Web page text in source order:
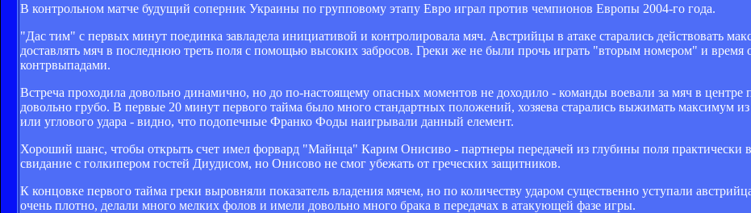
В контрольном матче будущий соперник Украины по групповому этапу Евро играл против чемпионов Европы 2004-го года.
"Дас тим" с первых минут поединка завладела инициативой и контролировала мяч. Австрийцы в атаке старались действовать
доставлять мяч в последнюю треть поля с помощью высоких забросов. Греки же не были прочь играть "вторым номером" и время
контрвыпадами.
Встреча проходила довольно динамично, но до по-настоящему опасных моментов не доходило - команды воевали за мяч в центре
довольно грубо. В первые 20 минут первого тайма было много стандартных положений, хозяева старались выжимать максимум
или углового удара - видно, что подопечные Франко Фоды наигрывали данный елемент.
Хороший шанс, чтобы открыть счет имел форвард "Майнца" Карим Онисиво - партнеры передачей из глубины поля практически
свидание с голкипером гостей Диудисом, но Онисово не смог убежать от греческих защитников.
К концовке первого тайма греки выровняли показатель владения мячем, но по количеству ударом существенно уступали
очень плотно, делали много мелких фолов и имели довольно много брака в передачах в атакующей фазе игры.